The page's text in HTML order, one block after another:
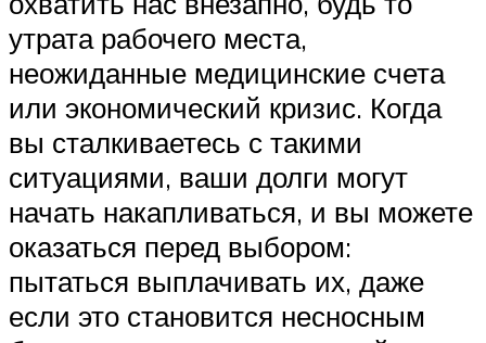
утрата рабочего места,
неожиданные медицинские счета
или экономический кризис. Когда
вы сталкиваетесь с такими
ситуациями, ваши долги могут
начать накапливаться, и вы можете
оказаться перед выбором:
пытаться выплачивать их, даже
если это становится несносным